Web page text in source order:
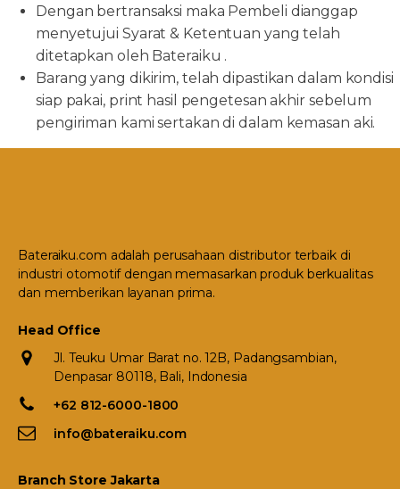
Dengan bertransaksi maka Pembeli dianggap
menyetujui Syarat & Ketentuan yang telah
ditetapkan oleh Bateraiku .
Barang yang dikirim, telah dipastikan dalam kondisi
siap pakai, print hasil pengetesan akhir sebelum
pengiriman kami sertakan di dalam kemasan aki.
Bateraiku.com adalah perusahaan distributor terbaik di
industri otomotif dengan memasarkan produk berkualitas
dan memberikan layanan prima.
Head Office
Jl. Teuku Umar Barat no. 12B, Padangsambian,
Denpasar 80118, Bali, Indonesia
+62 812-6000-1800
info@bateraiku.com
Branch Store Jakarta